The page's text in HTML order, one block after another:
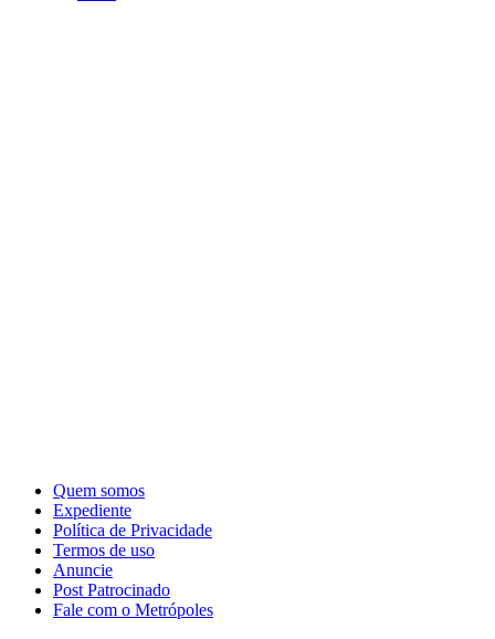
Quem somos
Expediente
Política de Privacidade
Termos de uso
Anuncie
Post Patrocinado
Fale com o Metrópoles